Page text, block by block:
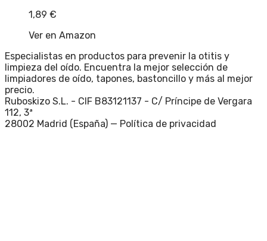
1,89 €
Ver en Amazon
Especialistas en productos para prevenir la otitis y
limpieza del oído. Encuentra la mejor selección de
limpiadores de oído, tapones, bastoncillo y más al mejor
precio.
Ruboskizo S.L. - CIF B83121137 - C/ Príncipe de Vergara
112, 3ª
28002 Madrid (España) — Política de privacidad